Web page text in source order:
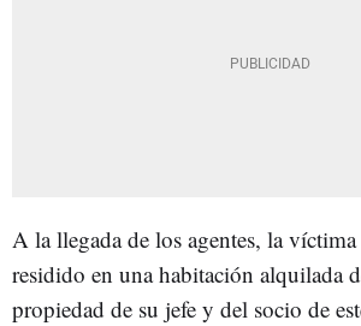
A la llegada de los agentes, la
residido en una habitación alquilada
propiedad de su jefe y del socio de